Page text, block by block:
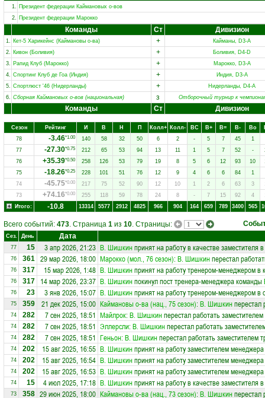
1. Президент федерации Каймановых о-вов
2. Президент федерации Марокко
Команды Ст Дивизион
1. Кет-5 Харикейнс (Каймановы о-ва) +
Кайманы, D3-A
2. Кивон (Боливия) +
Боливия, D4-D
3. Рапид Клуб (Марокко) +
Марокко, D3-A
4. Спортинг Клуб де Гоа (Индия) +
Индия, D3-A
5. Спортлюст '46 (Нидерланды) +
Нидерланды, D4-A
6. Сборная Каймановых о-вов (национальная) з Отборочный турнир к
Команды Ст Дивизион
Сезон Рейтинг И В Н П Колл+ Колл- ВC В+ В= В- Вo
78
-3.46*1.00 140 58 32 50 6 2 - 5 7 45
1
77
-27.30*0.75 212 65 53 94 13 11 1 5 7 52 -
76
+35.39*0.50 258 126 53 79 19 8 5 6 12 93 10
75
-18.26*0.25 228 101 51 76 12 9 4 6 6 84 1
74
-45.75*0.00 217 75 52 90 12 10 1 2 6 63 3
73
+74.16*0.00 255 118 59 78 24 8 - 7 15 92 4
Итого:
-10.8 13314 5577 2912 4825 966 904 164 659 789 3400 565
Всего событий: 473. Страница 1 из 10. Страницы:
Сез. День Дата
77 15 3 апр 2026, 21:23 В. Шишкинпринят на работу в качестве заместителя
76 361 29 мар 2026, 18:00 Марокко (мол., 76 сезон): В. Шишкинперестал
76 317 15 мар 2026, 1:48 В. Шишкинпринят на работу тренером-менеджером в
76 317 14 мар 2026, 23:37 В. Шишкинпокинул пост тренера-менеджера команды
76 23 3 янв 2026, 15:07 В. Шишкинпринят на работу тренером-менеджером в
75 359 21 дек 2025, 15:00 Каймановы о-ва (нац., 75 сезон): В. Шишкинперестал
74 282 7 сен 2025, 18:51 Майлрок: В. Шишкинперестал работать
74 282 7 сен 2025, 18:51 Эллерсли: В. Шишкинперестал работать
74 282 7 сен 2025, 18:51 Геньон: В. Шишкинперестал работать заместителем
74 202 15 авг 2025, 16:55 В. Шишкинпринят на работу заместителем
74 202 15 авг 2025, 16:54 В. Шишкинпринят на работу заместителем
74 202 15 авг 2025, 16:53 В. Шишкинпринят на работу заместителем
74 15 4 июл 2025, 17:18 В. Шишкинпринят на работу в качестве заместителя
73 358 29 июн 2025, 18:00 Каймановы о-ва (нац., 73 сезон): В. Шишкинперестал